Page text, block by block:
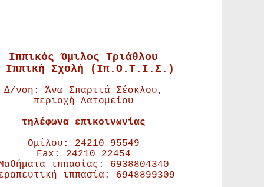
Ιππικός Όμιλος Τριάθλου
Ιππική Σχολή (Ιπ.Ο.Τ.Ι.Σ.)
Δ/νση: Άνω Σπαρτιά Σέσκλου,
περιοχή Λατομείου
τηλέφωνα επικοινωνίας
Ομίλου: 24210 95549
Fax: 24210 22454
ιππασίας: 6938804340
ιππασία: 6948899309